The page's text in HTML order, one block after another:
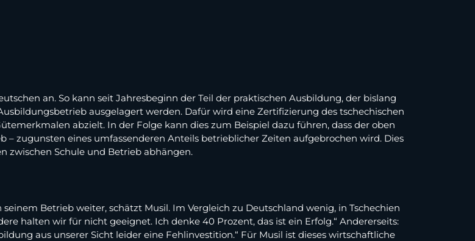
an. So kann seit Jahresbeginn der Teil der praktischen Ausbildung, der bislang
ausgelagert werden. Dafür wird eine Zertifizierung des tschechischen
abzielt. In der Folge kann dies zum Beispiel dazu führen, dass der oben
– zugunsten eines umfassenderen Anteils betrieblicher Zeiten aufgebrochen wird. Dies
zwischen Schule und Betrieb abhängen.
Betrieb weiter, schätzt Musil. Im Vergleich zu Deutschland wenig, in Tschechien
halten wir für nicht geeignet. Ich denke 40 Prozent, das ist ein Erfolg.“ Andererseits:
aus unserer Sicht leider eine Fehlinvestition.“ Für Musil ist dieses wirtschaftliche